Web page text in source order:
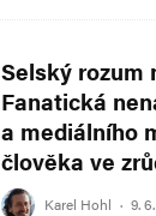
Selský rozum
Fanatická
a mediálního
člověka ve
Karel Hohl · 9.